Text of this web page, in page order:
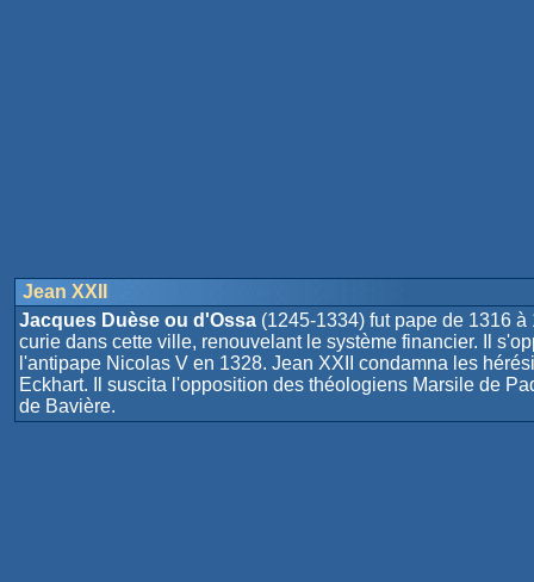
Jean XXII
Jacques Duèse ou d'Ossa (1245-1334) fut pape de 1316
curie dans cette ville, renouvelant le système financier. Il
l'antipape Nicolas V en 1328. Jean XXII condamna les
Eckhart. Il suscita l'opposition des théologiens Marsile de
de Bavière.